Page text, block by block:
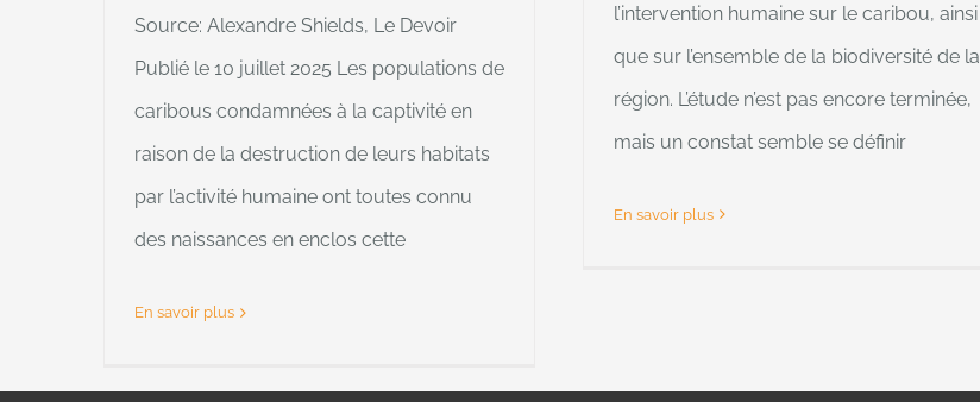
Source: Alexandre Shields, Le Devoir
Publié le 10 juillet 2025 Les populations de
caribous condamnées à la captivité en
raison de la destruction de leurs habitats
par l’activité humaine ont toutes connu
des naissances en enclos cette
En savoir plus
l’intervention humaine sur le caribou, ainsi
que sur l’ensemble de la biodiversité de la
région. L’étude n’est pas encore terminée,
mais un constat semble se définir
En savoir plus